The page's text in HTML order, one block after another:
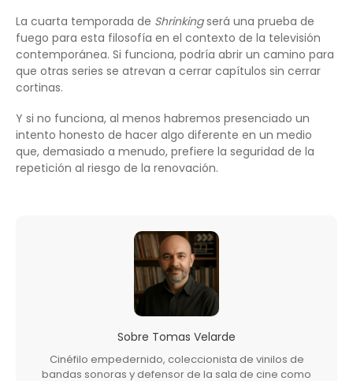
La cuarta temporada de Shrinkingserá una prueba de
fuego para esta filosofía en el contexto de la televisión
contemporánea. Si funciona, podría abrir un camino para
que otras series se atrevan a cerrar capítulos sin cerrar
cortinas.
Y si no funciona, al menos habremos presenciado un
intento honesto de hacer algo diferente en un medio
que, demasiado a menudo, prefiere la seguridad de la
repetición al riesgo de la renovación.
Sobre Tomas Velarde
Cinéfilo empedernido, coleccionista de vinilos de
bandas sonoras y defensor de la sala de cine como